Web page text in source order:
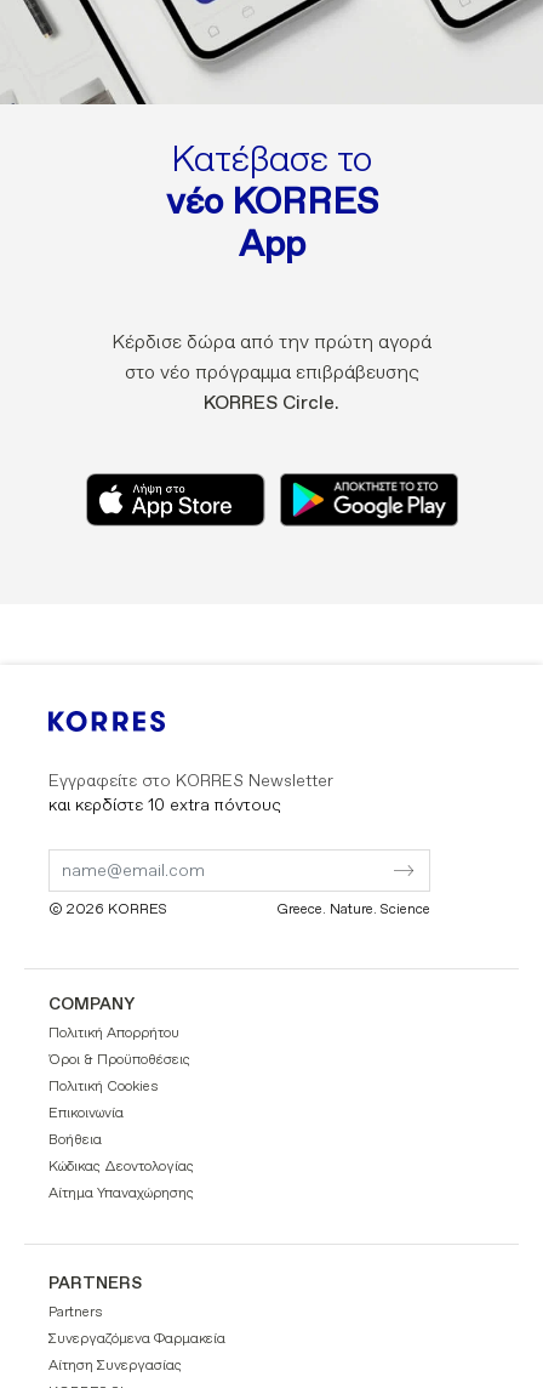
Κατέβασε το
νέο KORRES
App
Κέρδισε δώρα από την πρώτη αγορά
στο νέο πρόγραμμα επιβράβευσης
KORRES Circle.
Εγγραφείτε στο KORRES Newsletter
και κερδίστε 10 extra πόντους
© 2026 KORRES Greece. Nature. Science
COMPANY
Πολιτική Απορρήτου
Όροι & Προϋποθέσεις
Πολιτική Cookies
Επικοινωνία
Βοήθεια
Κώδικας Δεοντολογίας
Αίτημα Υπαναχώρησης
PARTNERS
Partners
Συνεργαζόμενα Φαρμακεία
Αίτηση Συνεργασίας